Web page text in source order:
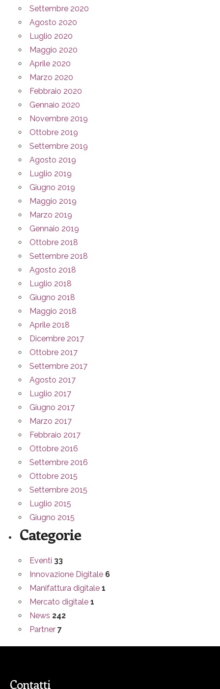
Settembre 2020
Agosto 2020
Luglio 2020
Maggio 2020
Aprile 2020
Marzo 2020
Febbraio 2020
Gennaio 2020
Novembre 2019
Ottobre 2019
Settembre 2019
Agosto 2019
Luglio 2019
Giugno 2019
Maggio 2019
Marzo 2019
Gennaio 2019
Ottobre 2018
Settembre 2018
Agosto 2018
Luglio 2018
Giugno 2018
Maggio 2018
Aprile 2018
Dicembre 2017
Ottobre 2017
Settembre 2017
Agosto 2017
Luglio 2017
Giugno 2017
Marzo 2017
Febbraio 2017
Ottobre 2016
Settembre 2016
Ottobre 2015
Settembre 2015
Luglio 2015
Giugno 2015
Categorie
Eventi 33
Innovazione Digitale 6
Manifattura digitale 1
Mercato digitale 1
News 242
Partner 7
Contatti